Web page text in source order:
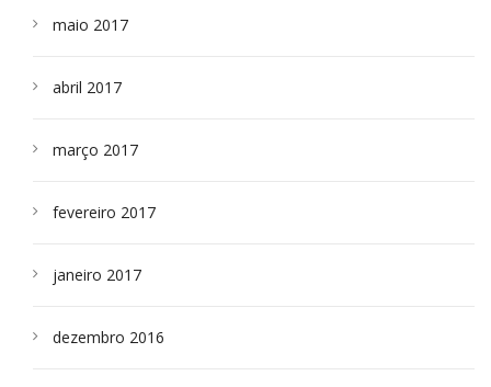
maio 2017
abril 2017
março 2017
fevereiro 2017
janeiro 2017
dezembro 2016